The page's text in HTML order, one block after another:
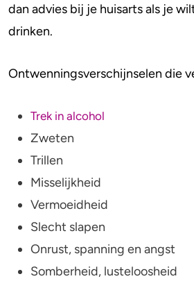
dan advies bij je huisarts als je
drinken.
Ontwenningsverschijnselen die
Trek in alcohol
Zweten
Trillen
Misselijkheid
Vermoeidheid
Slecht slapen
Onrust, spanning en angst
Somberheid, lusteloosheid